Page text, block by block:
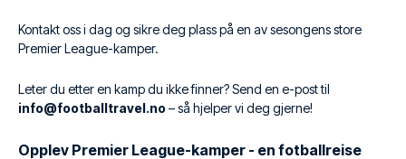
Kontakt oss i dag og sikre deg plass på en av sesongens store
Premier League-kamper.
Leter du etter en kamp du ikke finner? Send en e-post til
info@footballtravel.no – så hjelper vi deg gjerne!
Opplev Premier League-kamper - en fotballreise